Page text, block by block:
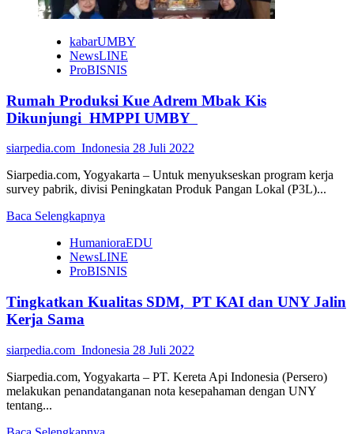
kabarUMBY
NewsLINE
ProBISNIS
Rumah Produksi Kue Adrem Mbak Kis
Dikunjungi HMPPI UMBY
siarpedia.com_Indonesia 28 Juli 2022
Siarpedia.com, Yogyakarta – Untuk menyukseskan program kerja
survey pabrik, divisi Peningkatan Produk Pangan Lokal (P3L)...
Baca Selengkapnya
about
Rumah
Produksi
Adrem
Dikunjungi
HMPPI
UMBY
HumanioraEDU
NewsLINE
ProBISNIS
Tingkatkan Kualitas SDM, PT KAI dan UNY Jalin
Kerja Sama
siarpedia.com_Indonesia 28 Juli 2022
Siarpedia.com, Yogyakarta – PT. Kereta Api Indonesia (Persero)
melakukan penandatanganan nota kesepahaman dengan UNY
tentang...